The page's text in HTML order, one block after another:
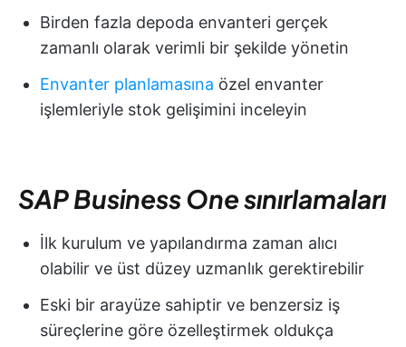
Birden fazla depoda envanteri gerçek
zamanlı olarak verimli bir şekilde yönetin
Envanter planlamasına özel envanter
işlemleriyle stok gelişimini inceleyin
SAP Business One sınırlamaları
İlk kurulum ve yapılandırma zaman alıcı
olabilir ve üst düzey uzmanlık gerektirebilir
Eski bir arayüze sahiptir ve benzersiz iş
süreçlerine göre özelleştirmek oldukça